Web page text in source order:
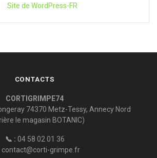
Site de WordPress-FR
CONTACTS
CORTIGRIMPE74
74370 Metz-Tessy, Annecy Nord
le magasin BOTANIC)
📞 : 04 58 02 01 36
contact@corti-grimpe.fr